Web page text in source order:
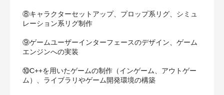
⑧キャラクターセットアップ、プロップ系リグ、シミュ
レーション系リグ制作
⑨ゲームユーザーインターフェースのデザイン、ゲーム
エンジンへの実装
⑩C++を用いたゲームの制作（インゲーム、アウトゲー
ム）、ライブラリやゲーム開発環境の構築